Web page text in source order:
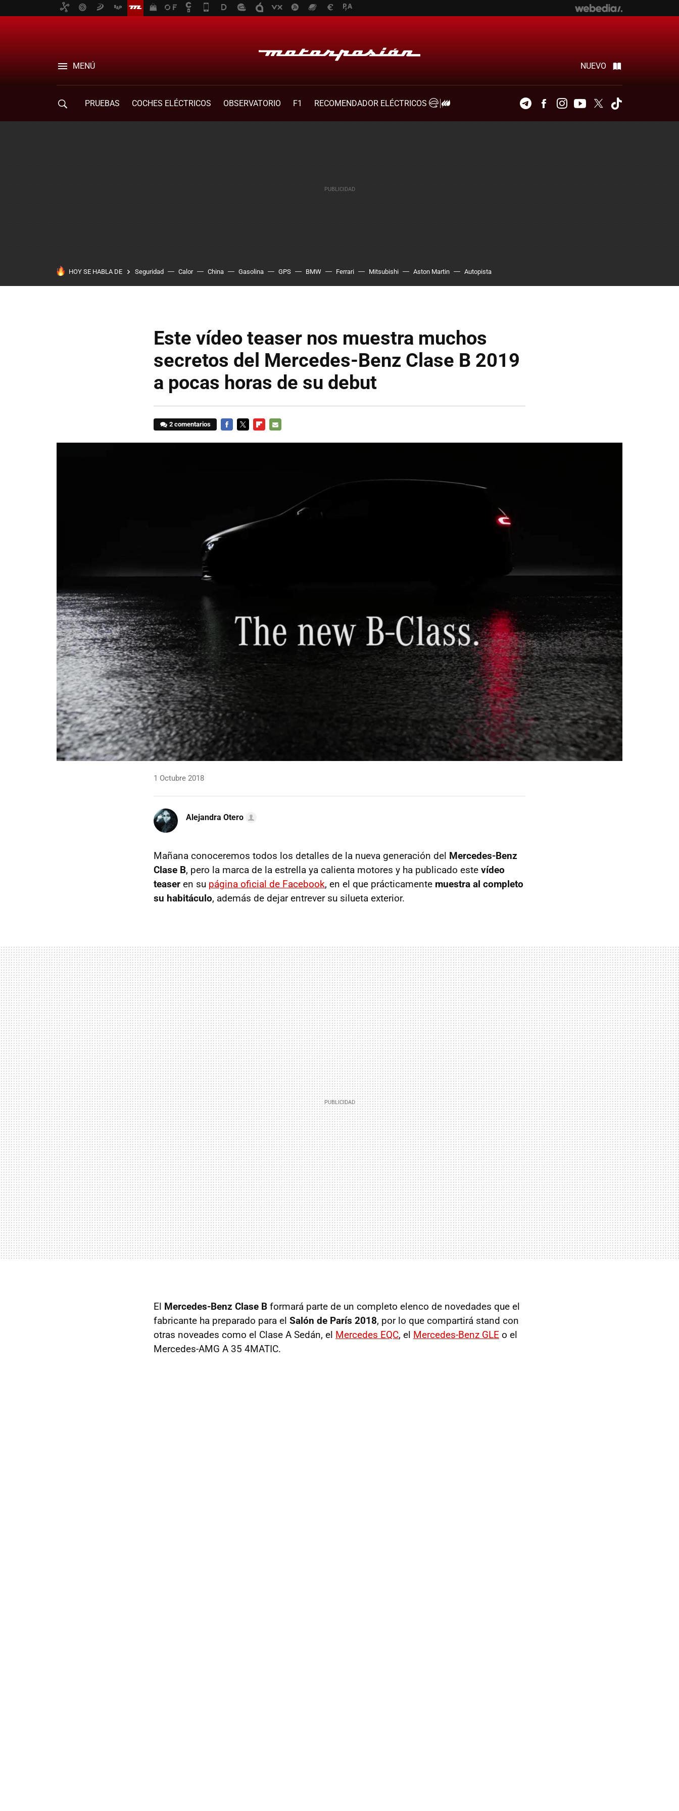
MENÚ NUEVO
PRUEBAS COCHES ELÉCTRICOS OBSERVATORIO F1
RECOMENDADOR ELÉCTRICOS
TelegramFacebookInstagramYoutubeTwitter
HOY SE HABLA DE Seguridad Calor China Gasolina GPS BMW Ferrari Mitsubishi Aston Martin Autopista
Este vídeo teaser nos muestra muchos
secretos del Mercedes-Benz Clase B 2019
a pocas horas de su debut
2 comentarios
1 Octubre 2018
Alejandra Otero
Mañana conoceremos todos los detalles de la nueva generación del Mercedes-Benz
Clase B, pero la marca de la estrella ya calienta motores y ha publicado este vídeo
teaser en su página oficial de Facebook, en el que prácticamente muestra al completo
su habitáculo, además de dejar entrever su silueta exterior.
El Mercedes-Benz Clase B formará parte de un completo elenco de novedades que el
fabricante ha preparado para el Salón de París 2018, por lo que compartirá stand con
otras noveades como el Clase A Sedán, el Mercedes EQC, el Mercedes-Benz GLE o el
Mercedes-AMG A 35 4MATIC.